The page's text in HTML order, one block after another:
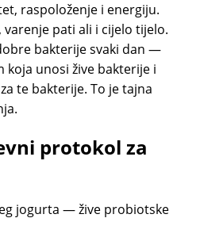
raspoloženje i energiju.
pati ali i cijelo tijelo.
bakterije svaki dan —
unosi žive bakterije i
te bakterije. To je tajna
protokol za
jogurta — žive probiotske